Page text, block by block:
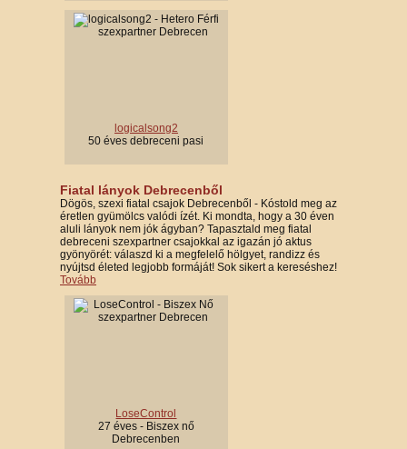
logicalsong2
50 éves debreceni pasi
Fiatal lányok Debrecenből
Dögös, szexi fiatal csajok Debrecenből - Kóstold meg az
éretlen gyümölcs valódi ízét. Ki mondta, hogy a 30 éven
aluli lányok nem jók ágyban? Tapasztald meg fiatal
debreceni szexpartner csajokkal az igazán jó aktus
gyönyörét: válaszd ki a megfelelő hölgyet, randizz és
nyújtsd életed legjobb formáját! Sok sikert a kereséshez!
Tovább
LoseControl
27 éves - Biszex nő
Debrecenben